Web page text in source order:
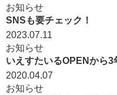
お知らせ
SNSも要チェック！
2023.07.11
お知らせ
いえすたいるOPENから3
2020.04.07
お知らせ